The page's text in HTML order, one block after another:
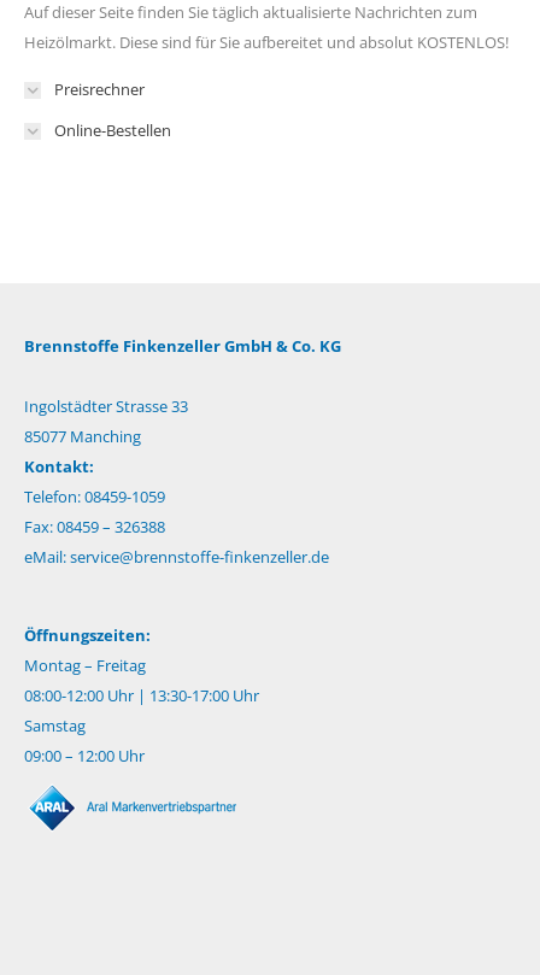
Auf dieser Seite finden Sie täglich aktualisierte Nachrichten zum
Heizölmarkt. Diese sind für Sie aufbereitet und absolut KOSTENLOS!
Preisrechner
Online-Bestellen
Brennstoffe Finkenzeller GmbH & Co. KG
Ingolstädter Strasse 33
85077 Manching
Kontakt:
Telefon: 08459-1059
Fax: 08459 – 326388
eMail:service@brennstoffe-finkenzeller.de
Öffnungszeiten:
Montag – Freitag
08:00-12:00 Uhr | 13:30-17:00 Uhr
Samstag
09:00 – 12:00 Uhr